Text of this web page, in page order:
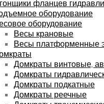
фланцев
оборудование
оборудование
Весы крановые
Весы платформенные
Домкраты винтовые,
Домкраты
Домкраты подкатные
Домкраты реечные